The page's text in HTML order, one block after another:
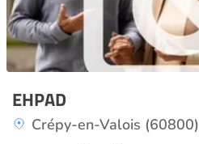
EHPAD
Crépy-en-Valois (60800)